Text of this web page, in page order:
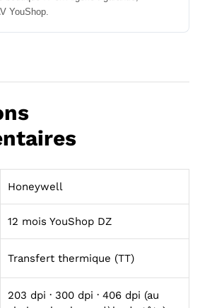
YouShop.
Honeywell
12 mois YouShop DZ
Transfert thermique (TT)
203 dpi · 300 dpi · 406 dpi (au